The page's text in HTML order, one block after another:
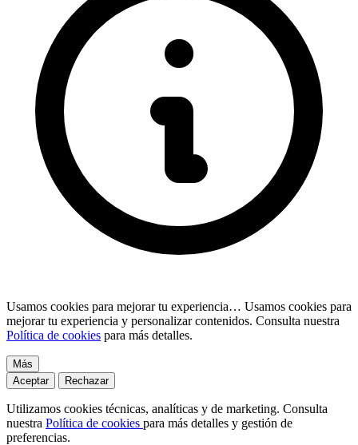
Usamos cookies para mejorar tu experiencia… Usamos cookies para
mejorar tu experiencia y personalizar contenidos. Consulta nuestra
Política de cookies para más detalles.
Más
Aceptar
Rechazar
Utilizamos cookies técnicas, analíticas y de marketing. Consulta
nuestra Política de cookies para más detalles y gestión de
preferencias.